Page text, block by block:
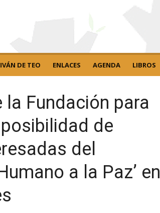
DE TEO ENLACES AGENDA LIBROS
Fundación para
de
del
a la Paz’ en